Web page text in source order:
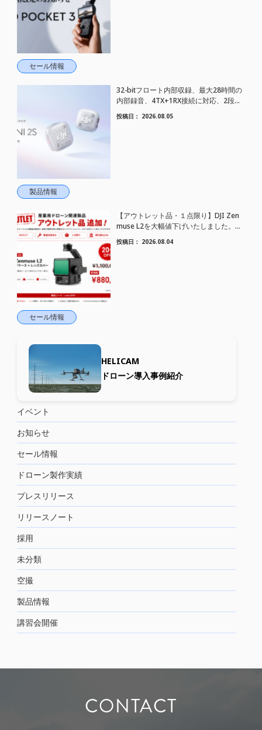
セール情報
製品情報
32-bitフロート内部収録、最大28時間の
内部録音、4TX+1RX接続に対応、2段階
AIノイズキャンセリング搭載｜コンパク
トワイヤレスマイク DJI Mic Mini 2S 登場
投稿日： 2026.08.05
セール情報
【アウトレット品・１点限り】DJI Zen
muse L2を大幅値下げいたしました。｜
HELICAM STORE
投稿日： 2026.08.04
HELICAM
ドローン導入事例紹介
イベント
お知らせ
セール情報
ドローン製作実績
プレスリリース
リリースノート
採用
未分類
空撮
製品情報
講習会開催
CONTACT